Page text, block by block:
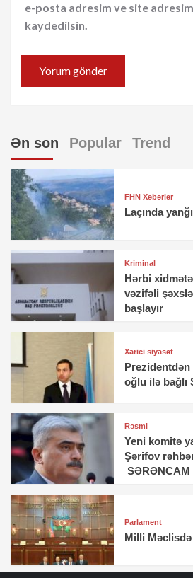
e-posta adresim ve site adresim
kaydedilsin.
Ən son Popular Trend
FHN Xəbərlər
Laçında
Kriminal
Hərbi
vəzifəli
başlayır
Xarici siyasət
oğlu ilə bağlı
Rəsmi
Yeni komitə
Şərifov
SƏRƏNCAM
Parlament
Milli